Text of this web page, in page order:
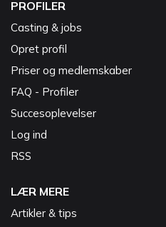
PROFILER
Casting & jobs
Opret profil
Priser og medlemskaber
FAQ - Profiler
Succesoplevelser
Log ind
RSS
LÆR MERE
Artikler & tips